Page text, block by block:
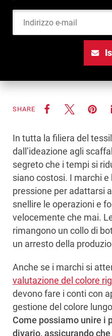
SHARE
In tutta la filiera del
dall’ideazione agli
segreto che i tempi si
siano costosi. I marchi
pressione per adattarsi
snellire le operazioni e
velocemente che mai.
rimangono un collo di
un arresto della
Anche se i marchi si
valutazione del colore
devono fare i conti con
gestione del colore
Come possiamo unire i
divario, assicurando